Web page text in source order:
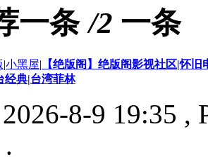
/2
|小黑屋| 【绝版阁】绝版阁影视社区|怀
经典|台湾菲林
8-9 19:35 ,